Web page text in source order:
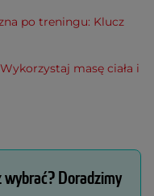
po treningu: Klucz
masę ciała i
wybrać? Doradzimy